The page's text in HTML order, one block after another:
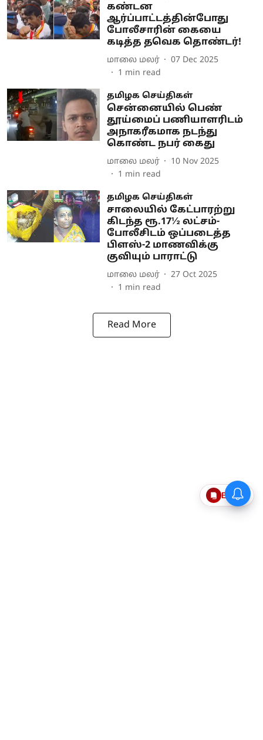
கண்டன
ஆர்ப்பாட்டத்தின்போது
போலீசாரின் கையை
கடித்த தவெக தொண்டர்!
மாலை மலர்
07 Dec 2025
1 min read
தமிழக செய்திகள்
சென்னையில் பெண்
தூய்மைப் பணியாளரிடம்
அநாகரீகமாக நடந்து
கொண்ட நபர் கைது
மாலை மலர்
10 Nov 2025
1 min read
தமிழக செய்திகள்
சாலையில் கேட்பாரற்று
கிடந்த ரூ.17½ லட்சம்-
போலீசிடம் ஒப்படைத்த
பிளஸ்-2 மாணவிக்கு
குவியும் பாராட்டு
மாலை மலர்
27 Oct 2025
1 min read
Read More
Epaper
பசுமை தமிழ்நாடு இயக்கம்:
மாநிலம் முழுவதும் 30 லட்சம்
மரக்கன்றுகள் நடும் பிரம்மாண்ட